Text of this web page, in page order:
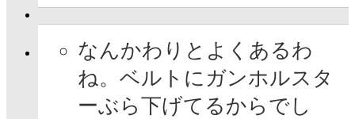
なんかわりとよくあるわ
ね。ベルトにガンホルスタ
ーぶら下げてるからでし